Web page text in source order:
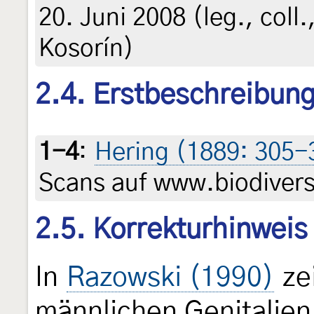
20. Juni 2008 (leg.,
Kosorín)
2.4.
1-4: Hering (1889: 305-
Scans auf
2.5. Korrekturhinweis
In Razowski (1990)